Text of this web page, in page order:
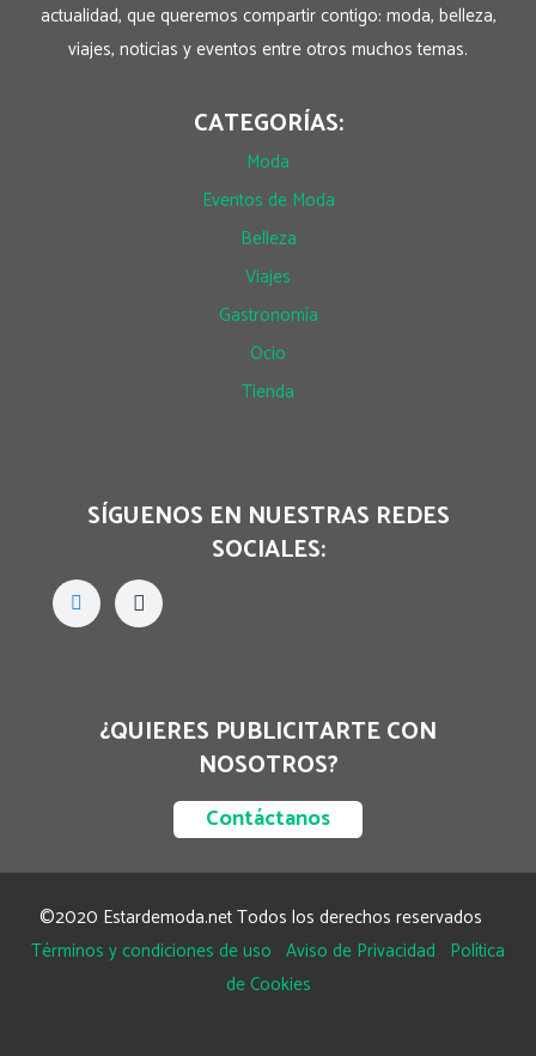
actualidad, que queremos compartir contigo: moda, belleza,
viajes, noticias y eventos entre otros muchos temas.
CATEGORÍAS:
Moda
Eventos de Moda
Belleza
Viajes
Gastronomía
Ocio
Tienda
SÍGUENOS EN NUESTRAS REDES
SOCIALES:
¿QUIERES PUBLICITARTE CON
NOSOTROS?
Contáctanos
©2020 Estardemoda.net Todos los derechos reservados
Términos y condiciones de uso Aviso de Privacidad Política
de Cookies